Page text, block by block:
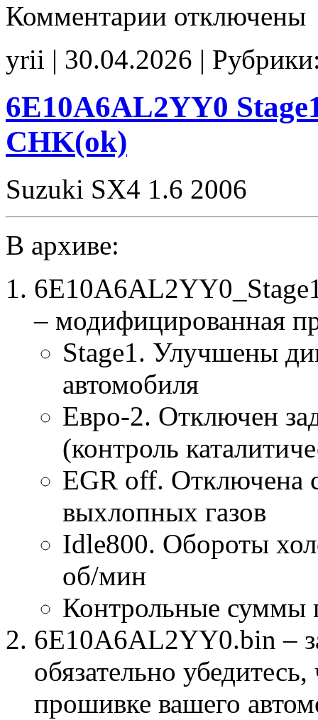
Комментарии записи
51J2
00000
CHK(ok)
отключены
yrii | 30.04.2026 |
6E10A6AL2YY0
CHK(ok)
Suzuki SX4 1.6 2006
В архиве:
– модифицированная
Stage1. Улучшены
автомобиля
Евро-2. Отключен
(контроль
EGR off. Отключена
выхлопных газов
Idle800. Обороты
об/мин
Контрольные суммы
6E10A6AL2YY0.bin –
обязательно
прошивке вашего